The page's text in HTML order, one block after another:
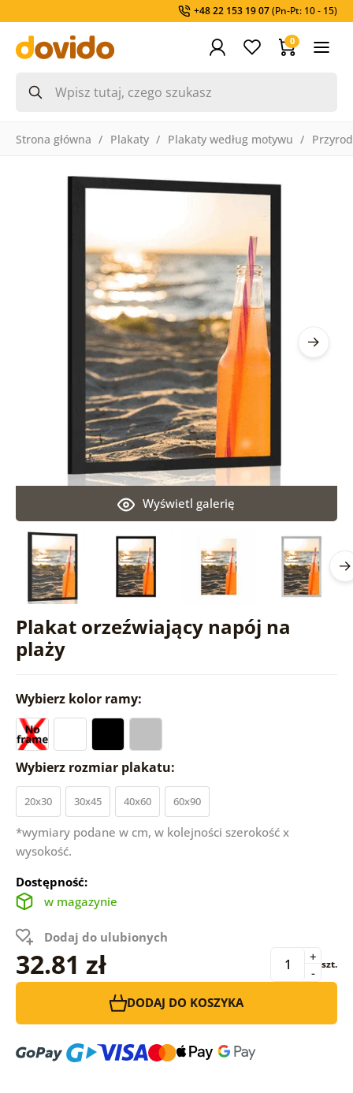
+48 22 153 19 07(Pn-Pt: 10 - 15)
0
Strona główna Plakaty Plakaty według motywu
Plakat orzeźwiający napój na
plaży
Wyświetl galerię
Wybierz kolor ramy:
Wybierz rozmiar plakatu:
20x30 30x45 40x60 60x90
*wymiary podane w cm, w kolejności szerokość x
wysokość.
Dostępność:
w magazynie
Dodaj do ulubionych
32.81 zł -
+ szt.
DODAJ DO KOSZYKA